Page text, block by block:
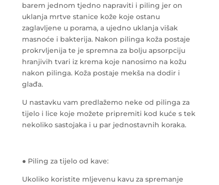
barem jednom tjedno napraviti i piling jer on
uklanja mrtve stanice kože koje ostanu
zaglavljene u porama, a ujedno uklanja višak
masnoće i bakterija.Nakon pilinga koža postaje
prokrvljenija te je spremna za bolju apsorpciju
hranjivih tvari iz krema koje nanosimo na kožu
nakon pilinga. Koža postaje mekša na dodir i
glađa.
U nastavku vam predlažemo neke od pilinga za
tijelo i lice koje možete pripremiti kod kuće s tek
nekoliko sastojaka i u par jednostavnih koraka.
● Piling za tijelo od kave:
Ukoliko koristite mljevenu kavu za spremanje